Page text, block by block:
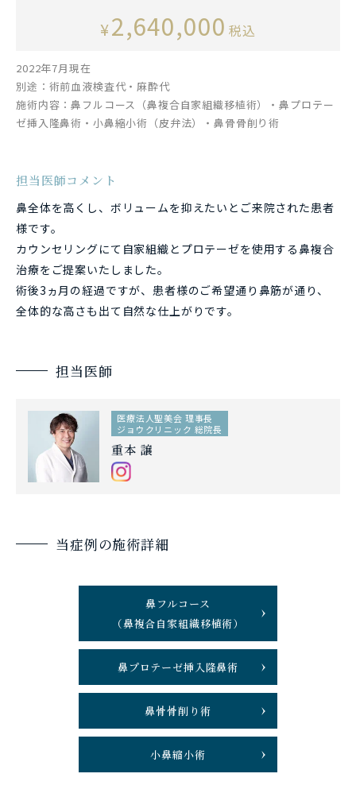
¥2,640,000 税込
2022年7月現在
別途：術前血液検査代・麻酔代
施術内容：鼻フルコース（鼻複合自家組織移植術）・鼻プロテー
ゼ挿入隆鼻術・小鼻縮小術（皮弁法）・鼻骨骨削り術
担当医師コメント
鼻全体を高くし、ボリュームを抑えたいとご来院された患者
様です。
カウンセリングにて自家組織とプロテーゼを使用する鼻複合
治療をご提案いたしました。
術後3ヵ月の経過ですが、患者様のご希望通り鼻筋が通り、
全体的な高さも出て自然な仕上がりです。
担当医師
医療法人聖美会 理事長
ジョウクリニック 総院長
重本 譲
当症例の施術詳細
鼻フルコース
（鼻複合自家組織移植術）
鼻プロテーゼ挿入隆鼻術
鼻骨骨削り術
小鼻縮小術